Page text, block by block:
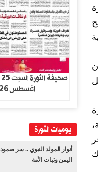
اغسطس 2026
يوميات الثورة
أنوار المولد النبوي .. سر صمود
اليمن وثبات الأمة